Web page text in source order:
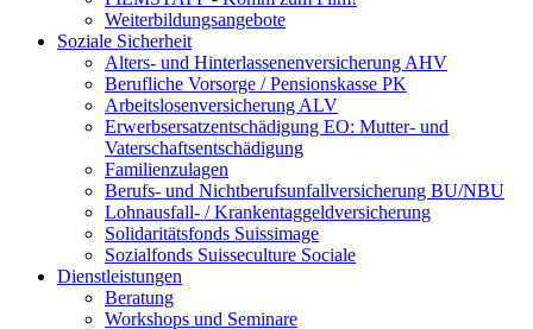
Weiterbildungsangebote
Soziale Sicherheit
Alters- und Hinterlassenenversicherung AHV
Berufliche Vorsorge / Pensionskasse PK
Arbeitslosenversicherung ALV
Erwerbsersatzentschädigung EO: Mutter- und
Vaterschaftsentschädigung
Familienzulagen
Berufs- und Nichtberufsunfallversicherung BU/NBU
Lohnausfall- / Krankentaggeldversicherung
Solidaritätsfonds Suissimage
Sozialfonds Suisseculture Sociale
Dienstleistungen
Beratung
Workshops und Seminare